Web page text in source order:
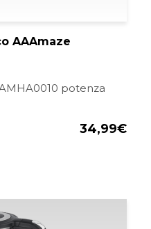
AAAmaze
potenza
34,99€
Il
Il